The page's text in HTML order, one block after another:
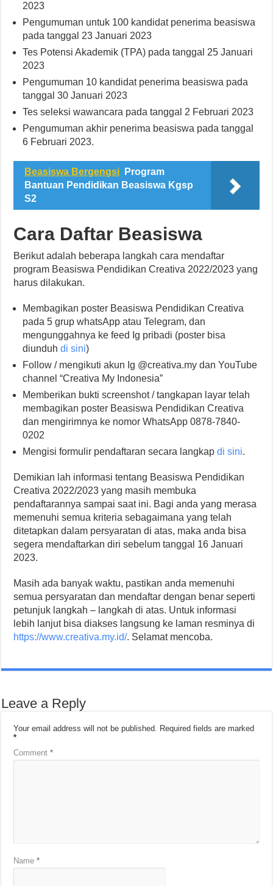
2023
Pengumuman untuk 100 kandidat penerima beasiswa
pada tanggal 23 Januari 2023
Tes Potensi Akademik (TPA) pada tanggal 25 Januari
2023
Pengumuman 10 kandidat penerima beasiswa pada
tanggal 30 Januari 2023
Tes seleksi wawancara pada tanggal 2 Februari 2023
Pengumuman akhir penerima beasiswa pada tanggal
6 Februari 2023.
Beasiswa Bergengsi
Program
Bantuan Pendidikan Beasiswa Kgsp
S2
Cara Daftar Beasiswa
Berikut adalah beberapa langkah cara mendaftar
program Beasiswa Pendidikan Creativa 2022/2023 yang
harus dilakukan.
Membagikan poster Beasiswa Pendidikan Creativa
pada 5 grup whatsApp atau Telegram, dan
mengunggahnya ke feed Ig pribadi (poster bisa
diunduhdi sini)
Follow / mengikuti akun Ig @creativa.my dan YouTube
channel “Creativa My Indonesia”
Memberikan bukti screenshot / tangkapan layar telah
membagikan poster Beasiswa Pendidikan Creativa
dan mengirimnya ke nomor WhatsApp 0878-7840-
0202
Mengisi formulir pendaftaran secara langkapdi sini.
Demikian lah informasi tentang Beasiswa Pendidikan
Creativa 2022/2023 yang masih membuka
pendaftarannya sampai saat ini. Bagi anda yang merasa
memenuhi semua kriteria sebagaimana yang telah
ditetapkan dalam persyaratan di atas, maka anda bisa
segera mendaftarkan diri sebelum tanggal 16 Januari
2023.
Masih ada banyak waktu, pastikan anda memenuhi
semua persyaratan dan mendaftar dengan benar seperti
petunjuk langkah – langkah di atas. Untuk informasi
lebih lanjut bisa diakses langsung ke laman resminya di
https://www.creativa.my.id/. Selamat mencoba.
Leave a Reply
Your email address will not be published. Required fields are marked
*
Comment*
Name*